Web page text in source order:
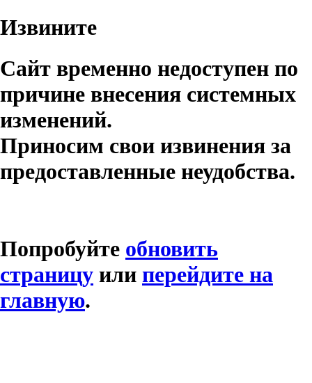
Извините
Сайт временно недоступен по
причине внесения системных
изменений.
Приносим свои извинения за
предоставленные неудобства.
Попробуйте обновить
страницу или перейдите на
главную.